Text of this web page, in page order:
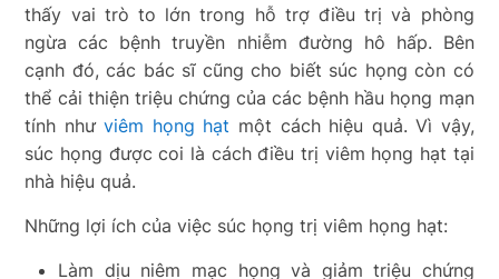
thấy vai trò to lớn trong hỗ trợ điều trị và phòng
ngừa các bệnh truyền nhiễm đường hô hấp. Bên
cạnh đó, các bác sĩ cũng cho biết súc họng còn có
thể cải thiện triệu chứng của các bệnh hầu họng mạn
tính nhưviêm họng hạt một cách hiệu quả. Vì vậy,
súc họng được coi là cách điều trị viêm họng hạt tại
nhà hiệu quả.
Những lợi ích của việc súc họng trị viêm họng hạt:
Làm dịu niêm mạc họng và giảm triệu chứng